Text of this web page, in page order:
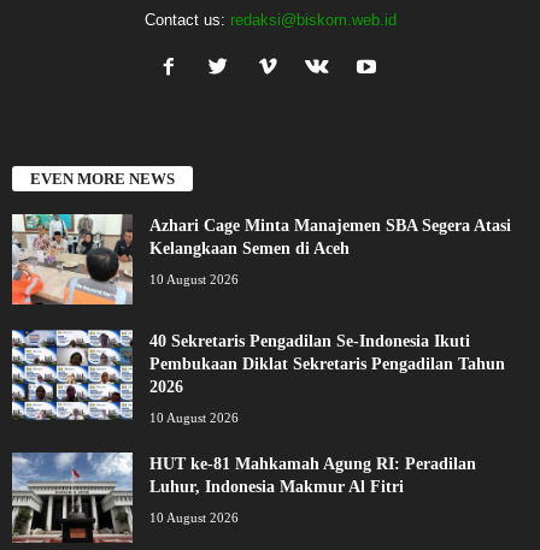
Contact us: redaksi@biskom.web.id
EVEN MORE NEWS
Azhari Cage Minta Manajemen SBA Segera Atasi
Kelangkaan Semen di Aceh
10 August 2026
40 Sekretaris Pengadilan Se-Indonesia Ikuti
Pembukaan Diklat Sekretaris Pengadilan Tahun
2026
10 August 2026
HUT ke-81 Mahkamah Agung RI: Peradilan
Luhur, Indonesia Makmur Al Fitri
10 August 2026